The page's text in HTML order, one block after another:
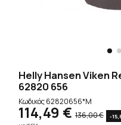
Helly Hansen Viken
62820 656
Κωδικός62820656*M
114,49 € 136,00 €
-